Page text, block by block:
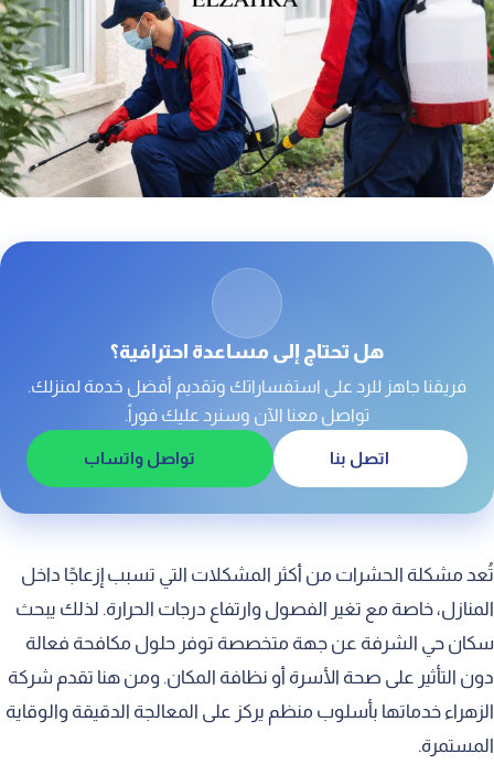
9. تنظيم العمل داخل الموقع
هل تحتاج إلى مساعدة احترافية؟
فريقنا جاهز للرد على استفساراتك وتقديم أفضل خدمة لمنزلك.
تواصل معنا الآن وسنرد عليك فوراً.
اتصل بنا تواصل واتساب
مشكلة الحشرات من أكثر المشكلات التي تسبب إزعاجًا داخل
خاصة مع تغير الفصول وارتفاع درجات الحرارة. لذلك يبحث
حي الشرفة عن جهة متخصصة توفر حلول مكافحة فعالة
التأثير على صحة الأسرة أو نظافة المكان. ومن هنا تقدم شركة
خدماتها بأسلوب منظم يركز على المعالجة الدقيقة والوقاية